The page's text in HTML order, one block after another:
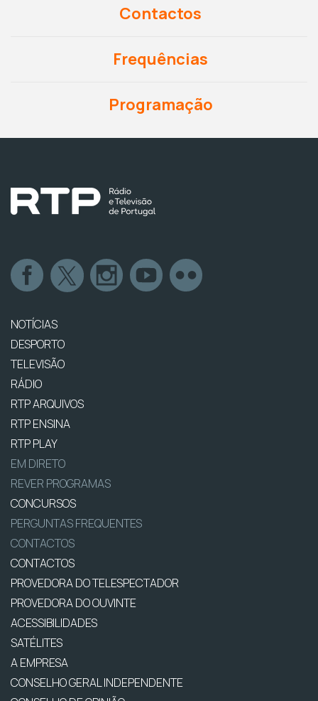
Contactos
Frequências
Programação
NOTÍCIAS
DESPORTO
TELEVISÃO
RÁDIO
RTP ARQUIVOS
RTP ENSINA
RTP PLAY
EM DIRETO
REVER PROGRAMAS
CONCURSOS
PERGUNTAS FREQUENTES
CONTACTOS
CONTACTOS
PROVEDORA DO TELESPECTADOR
PROVEDORA DO OUVINTE
ACESSIBILIDADES
SATÉLITES
A EMPRESA
CONSELHO GERAL INDEPENDENTE